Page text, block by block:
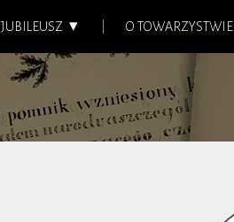
JUBILEUSZ O TOWARZYSTWIE